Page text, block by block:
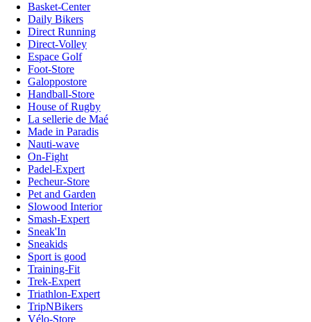
Basket-Center
Daily Bikers
Direct Running
Direct-Volley
Espace Golf
Foot-Store
Galoppostore
Handball-Store
House of Rugby
La sellerie de Maé
Made in Paradis
Nauti-wave
On-Fight
Padel-Expert
Pecheur-Store
Pet and Garden
Slowood Interior
Smash-Expert
Sneak'In
Sneakids
Sport is good
Training-Fit
Trek-Expert
Triathlon-Expert
TripNBikers
Vélo-Store